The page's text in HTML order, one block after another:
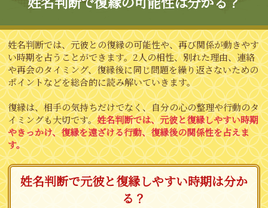
姓名判断では、元彼との復縁の可能性や、再び関係が動きやす
い時期を占うことができます。2人の相性、別れた理由、連絡
や再会のタイミング、復縁後に同じ問題を繰り返さないための
ポイントなどを総合的に読み解いていきます。
復縁は、相手の気持ちだけでなく、自分の心の整理や行動のタ
イミングも大切です。姓名判断では、元彼と復縁しやすい時期
やきっかけ、復縁を遠ざける行動、復縁後の関係性を占えま
す。
姓名判断で元彼と復縁しやすい時期は分か
る？